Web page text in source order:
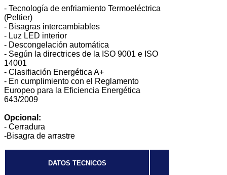
- Tecnología de enfriamiento Termoeléctrica
(Peltier)
- Bisagras intercambiables
- Luz LED interior
- Descongelación automática
- Según la directrices de la ISO 9001 e ISO
14001
- Clasifiación Energética A+
- En cumplimiento con el Reglamento
Europeo para la Eficiencia Energética
643/2009
Opcional:
- Cerradura
-Bisagra de arrastre
DATOS TECNICOS